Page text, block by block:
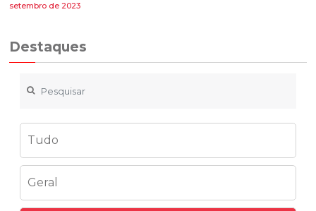
setembro de 2023
Destaques
Tudo
Geral